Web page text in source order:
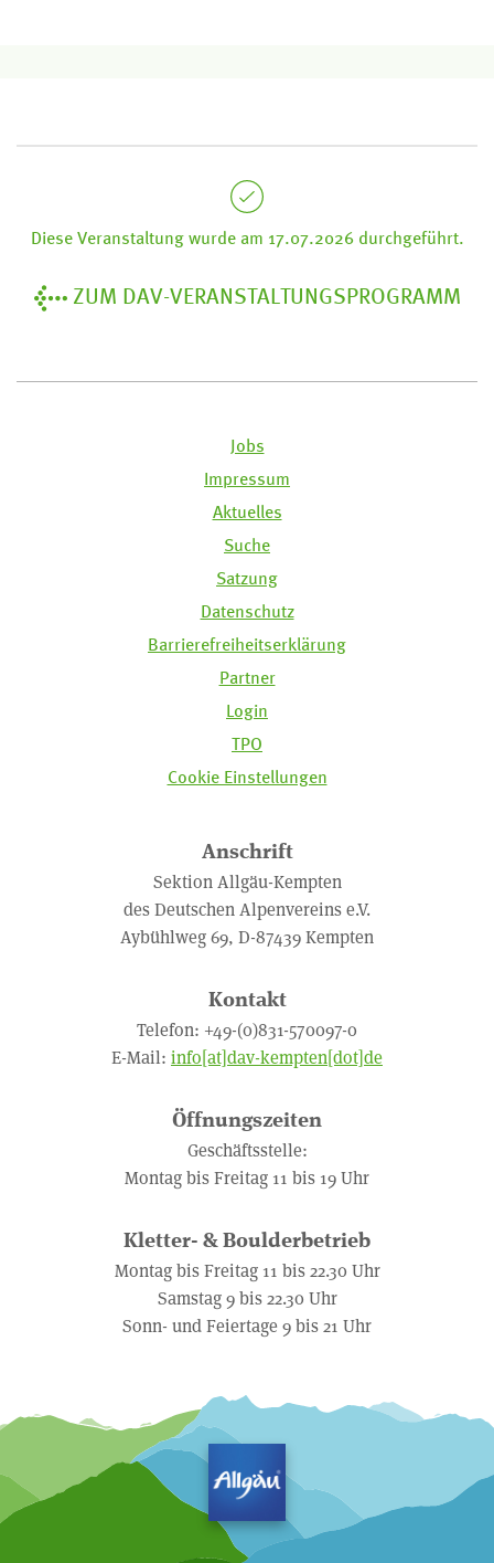
Diese Veranstaltung wurde am 17.07.2026 durchgeführt.
ZUM DAV-VERANSTALTUNGSPROGRAMM
Jobs
Impressum
Aktuelles
Suche
Satzung
Datenschutz
Barrierefreiheitserklärung
Partner
Login
TPO
Cookie Einstellungen
Anschrift
Sektion Allgäu-Kempten
des Deutschen Alpenvereins e.V.
Aybühlweg 69, D-87439 Kempten
Kontakt
Telefon: +49-(0)831-570097-0
E-Mail: info[at]dav-kempten[dot]de
Öffnungszeiten
Geschäftsstelle:
Montag bis Freitag 11 bis 19 Uhr
Kletter- & Boulderbetrieb
Montag bis Freitag 11 bis 22.30 Uhr
Samstag 9 bis 22.30 Uhr
Sonn- und Feiertage 9 bis 21 Uhr